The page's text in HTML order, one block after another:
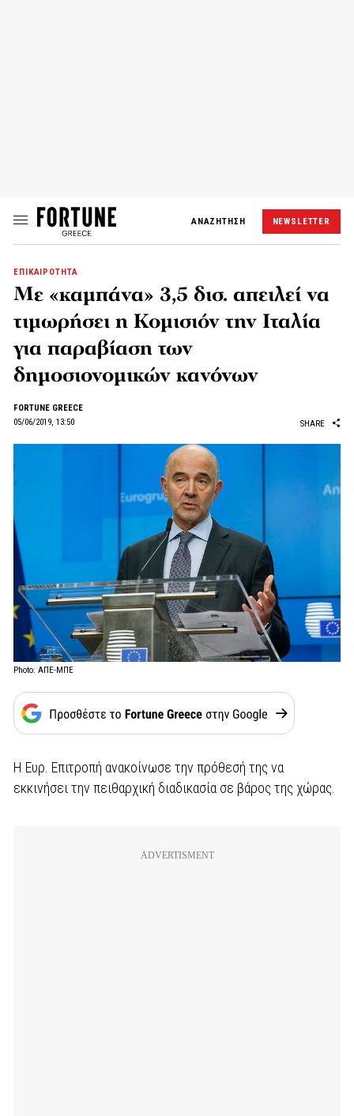
ΑΝΑΖΗΤΗΣΗ NEWSLETTER
ΕΠΙΚΑΙΡΟΤΗΤΑ
Με «καμπάνα» 3,5 δισ. απειλεί να
τιμωρήσει η Κομισιόν την Ιταλία
για παραβίαση των
δημοσιονομικών κανόνων
FORTUNE GREECE
05/06/2019, 13:50
SHARE
Photo: ΑΠΕ-ΜΠΕ
Η Ευρ. Επιτροπή ανακοίνωσε την πρόθεσή της να
εκκινήσει την πειθαρχική διαδικασία σε βάρος της χώρας.